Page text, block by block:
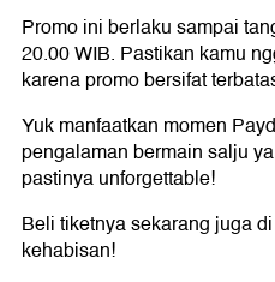
Promo ini berlaku sampai
20.00 WIB. Pastikan kamu
karena promo bersifat
Yuk manfaatkan momen
pengalaman bermain salju
pastinya unforgettable!
Beli tiketnya sekarang juga di
kehabisan!